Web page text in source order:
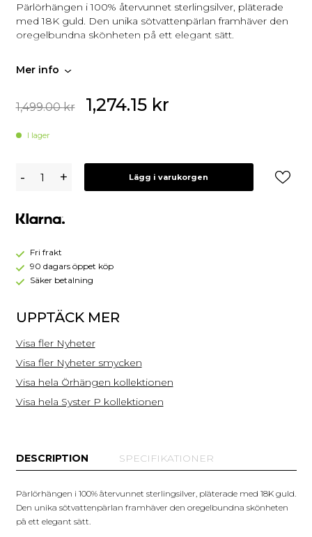
Pärlörhängen i 100% återvunnet sterlingsilver, pläterade
med 18K guld. Den unika sötvattenpärlan framhäver den
oregelbundna skönheten på ett elegant sätt.
Mer info
1,499.00kr 1,274.15 kr
I lager
P
Örhängen
Guld
- + Lägg i varukorgen
Fri frakt
90 dagars öppet köp
Säker betalning
UPPTÄCK MER
Visa fler Nyheter
Visa fler Nyheter smycken
Visa hela Örhängen kollektionen
Visa hela Syster P kollektionen
DESCRIPTION SPECIFIKATIONER
Pärlörhängen i 100% återvunnet sterlingsilver, pläterade med 18K guld.
Den unika sötvattenpärlan framhäver den oregelbundna skönheten
på ett elegant sätt.